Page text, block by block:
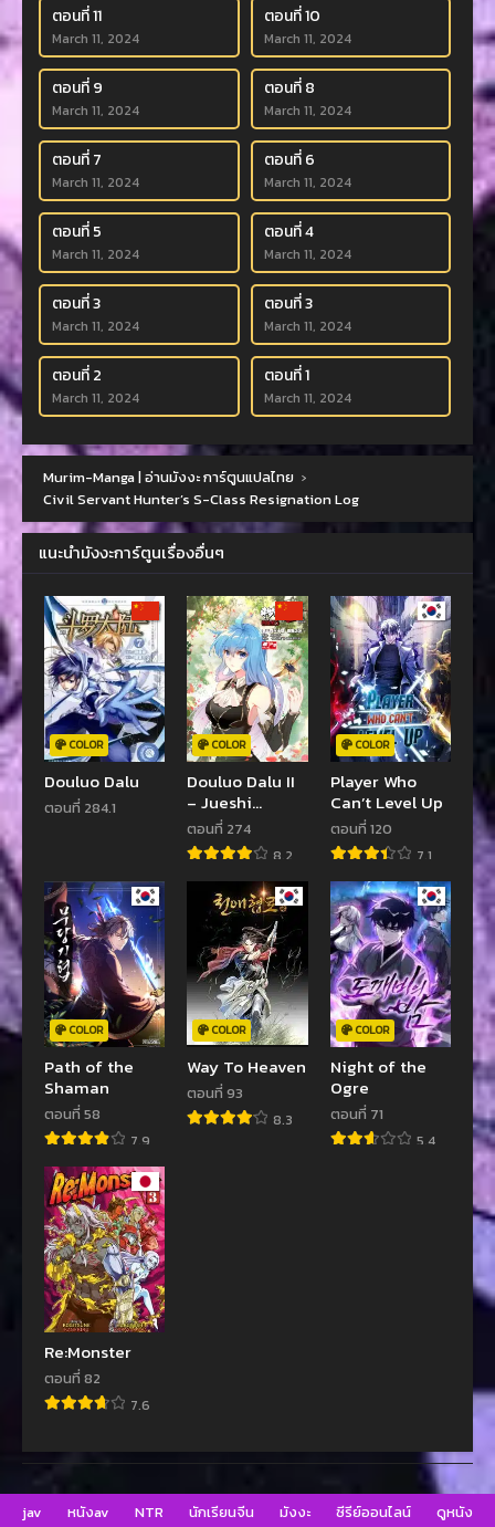
ตอนที่ 11
March 11, 2024
ตอนที่ 10
March 11, 2024
ตอนที่ 9
March 11, 2024
ตอนที่ 8
March 11, 2024
ตอนที่ 7
March 11, 2024
ตอนที่ 6
March 11, 2024
ตอนที่ 5
March 11, 2024
ตอนที่ 4
March 11, 2024
ตอนที่ 3
March 11, 2024
ตอนที่ 3
March 11, 2024
ตอนที่ 2
March 11, 2024
ตอนที่ 1
March 11, 2024
Murim-Manga | อ่านมังงะ การ์ตูนแปลไทย ›
Civil Servant Hunter’s S-Class Resignation Log
แนะนำมังงะการ์ตูนเรื่องอื่นๆ
COLOR
Douluo Dalu
ตอนที่ 284.1
COLOR
Douluo Dalu II
– Jueshi
Tangmen
ตอนที่ 274
8.2
COLOR
Player Who
Can’t Level Up
ตอนที่ 120
7.1
COLOR
Path of the
Shaman
ตอนที่ 58
7.9
COLOR
Way To Heaven
ตอนที่ 93
8.3
COLOR
Night of the
Ogre
ตอนที่ 71
5.4
Re:Monster
ตอนที่ 82
7.6
jav หนังav NTR นักเรียนจีน มังงะ ซีรีย์ออนไลน์ ดูหนัง